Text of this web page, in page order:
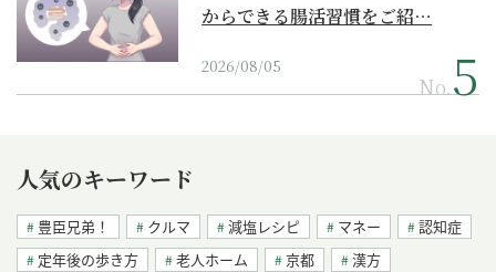
からできる腸活習慣をご紹…
2026/08/05
No.
人気のキーワード
豊臣兄弟！ クルマ 減塩レシピ マネー
認知症
定年後の歩き方
老人ホーム 京都 漢方